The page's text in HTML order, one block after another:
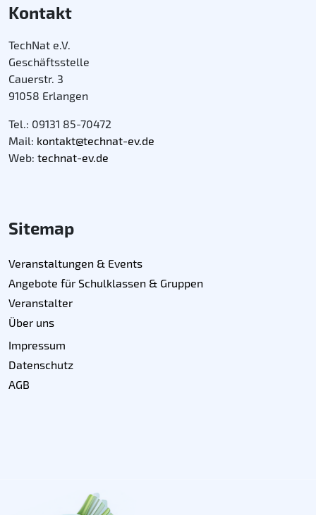
Kontakt
TechNat e.V.
Geschäftsstelle
Cauerstr. 3
91058 Erlangen
Tel.: 09131 85-70472
Mail: kontakt@technat-ev.de
Web: technat-ev.de
Sitemap
Veranstaltungen & Events
Angebote für Schulklassen & Gruppen
Veranstalter
Über uns
Impressum
Datenschutz
AGB